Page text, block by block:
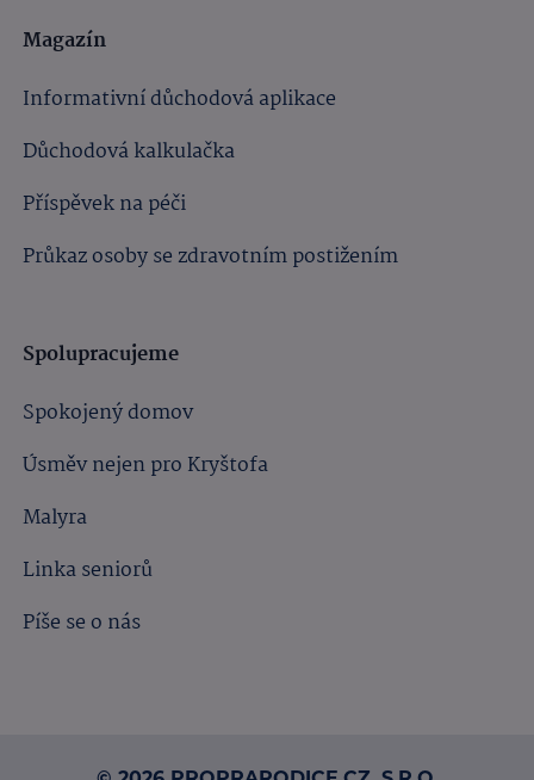
Magazín
Informativní důchodová aplikace
Důchodová kalkulačka
Příspěvek na péči
Průkaz osoby se zdravotním postižením
Spolupracujeme
Spokojený domov
Úsměv nejen pro Kryštofa
Malyra
Linka seniorů
Píše se o nás